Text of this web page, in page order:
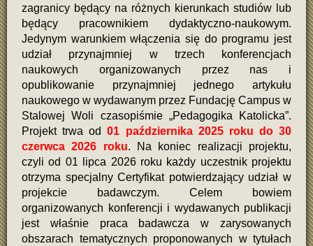
zagranicy będący na różnych kierunkach studiów lub
będący pracownikiem dydaktyczno-naukowym.
Jedynym warunkiem włączenia się do programu jest
udział przynajmniej w trzech konferencjach
naukowych organizowanych przez nas i
opublikowanie przynajmniej jednego artykułu
naukowego w wydawanym przez Fundację Campus w
Stalowej Woli czasopiśmie „Pedagogika Katolicka”.
Projekt trwa od 01 października 2025 roku do 30
czerwca 2026 roku. Na koniec realizacji projektu,
czyli od 01 lipca 2026 roku każdy uczestnik projektu
otrzyma specjalny Certyfikat potwierdzający udział w
projekcie badawczym. Celem bowiem
organizowanych konferencji i wydawanych publikacji
jest właśnie praca badawcza w zarysowanych
obszarach tematycznych proponowanych w tytułach